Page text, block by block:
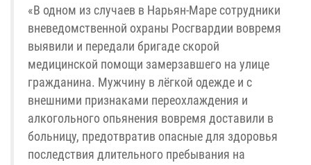
«В одном из случаев в Нарьян-Маре сотрудники
вневедомственной охраны Росгвардии вовремя
выявили и передали бригаде скорой
медицинской помощи замерзавшего на улице
гражданина. Мужчину в лёгкой одежде и с
внешними признаками переохлаждения и
алкогольного опьянения вовремя доставили в
больницу, предотвратив опасные для здоровья
последствия длительного пребывания на